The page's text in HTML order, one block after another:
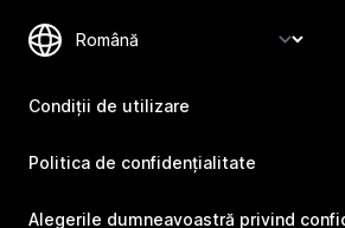
Condiții de utilizare
Politica de confidențialitate
Alegerile dumneavoastră privind